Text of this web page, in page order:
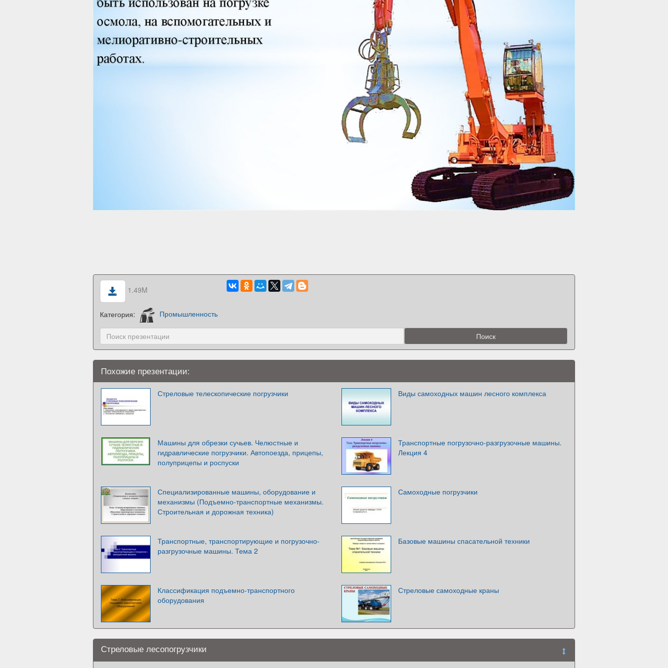
1.49M
Категория: Промышленность
Похожие презентации:
Стреловые телескопические погрузчики Виды самоходных машин лесного комплекса
Машины для обрезки сучьев. Челюстные и
гидравлические погрузчики. Автопоезда, прицепы,
полуприцепы и роспуски
Транспортные погрузочно-разгрузочные машины.
Лекция 4
Специализированные машины, оборудование и
механизмы (Подъемно-транспортные механизмы.
Строительная и дорожная техника)
Самоходные погрузчики
Транспортные, транспортирующие и погрузочно-
разгрузочные машины. Тема 2
Базовые машины спасательной техники
Классификация подъемно-транспортного
оборудования
Стреловые самоходные краны
Стреловые лесопогрузчики